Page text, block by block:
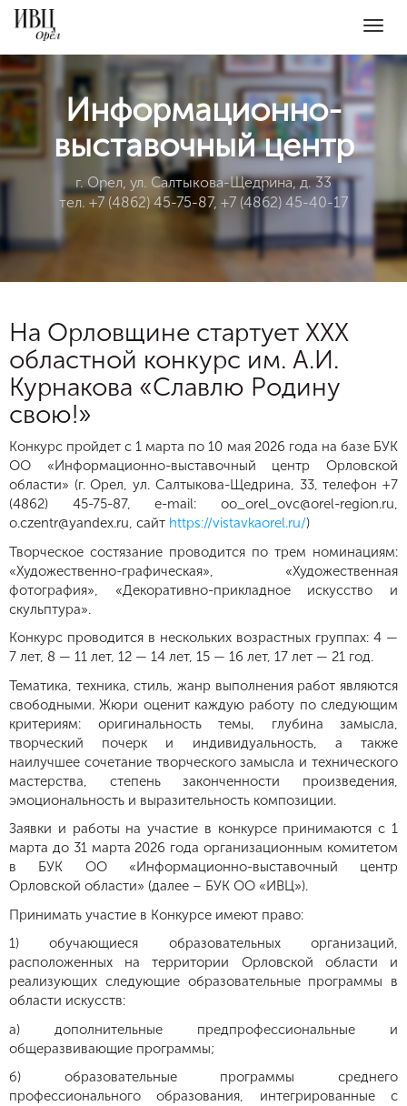
Информационно-
выставочный центр
г. Орел, ул. Салтыкова-Щедрина, д. 33
тел. +7 (4862) 45-75-87, +7 (4862) 45-40-17
На Орловщине стартует XXX
областной конкурс им. А.И.
Курнакова «Славлю Родину
свою!»
Конкурс пройдет с 1 марта по 10 мая 2026 года на базе БУК
ОО «Информационно-выставочный центр Орловской
области» (г. Орел, ул. Салтыкова-Щедрина, 33, телефон +7
(4862) 45-75-87, e-mail: oo_orel_ovc@orel-region.ru,
o.czentr@yandex.ru, сайт https://vistavkaorel.ru/)
Творческое состязание проводится по трем номинациям:
«Художественно-графическая», «Художественная
фотография», «Декоративно-прикладное искусство и
скульптура».
Конкурс проводится в нескольких возрастных группах: 4 —
7 лет, 8 — 11 лет, 12 — 14 лет, 15 — 16 лет, 17 лет — 21 год.
Тематика, техника, стиль, жанр выполнения работ являются
свободными. Жюри оценит каждую работу по следующим
критериям: оригинальность темы, глубина замысла,
творческий почерк и индивидуальность, а также
наилучшее сочетание творческого замысла и технического
мастерства, степень законченности произведения,
эмоциональность и выразительность композиции.
Заявки и работы на участие в конкурсе принимаются c 1
марта до 31 марта 2026 года организационным комитетом
в БУК ОО «Информационно-выставочный центр
Орловской области» (далее – БУК ОО «ИВЦ»).
Принимать участие в Конкурсе имеют право:
1) обучающиеся образовательных организаций,
расположенных на территории Орловской области и
реализующих следующие образовательные программы в
области искусств:
а) дополнительные предпрофессиональные и
общеразвивающие программы;
б) образовательные программы среднего
профессионального образования, интегрированные с